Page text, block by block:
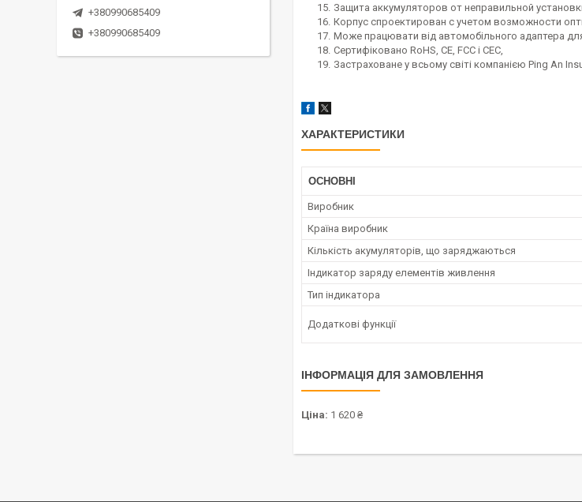
Защита аккумуляторов от неправильной
Корпус спроектирован с учетом возможности
Може працювати від автомобільного адаптера
Сертифіковано RoHS, CE, FCC і CEC,
Застраховане у всьому світі компанією Ping An
ХАРАКТЕРИСТИКИ
ОСНОВНІ
Виробник
Країна виробник
Кількість акумуляторів, що заряджаються
Індикатор заряду елементів живлення
Тип індикатора
Додаткові функції
ІНФОРМАЦІЯ ДЛЯ ЗАМОВЛЕННЯ
Ціна: 1 620 ₴
+380990685409
+380990685409